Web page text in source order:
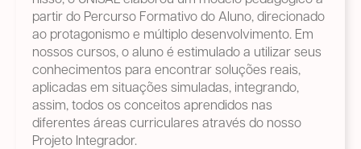
partir do Percurso Formativo do Aluno, direcionado
ao protagonismo e múltiplo desenvolvimento. Em
nossos cursos, o aluno é estimulado a utilizar seus
conhecimentos para encontrar soluções reais,
aplicadas em situações simuladas, integrando,
assim, todos os conceitos aprendidos nas
diferentes áreas curriculares através do nosso
Projeto Integrador.